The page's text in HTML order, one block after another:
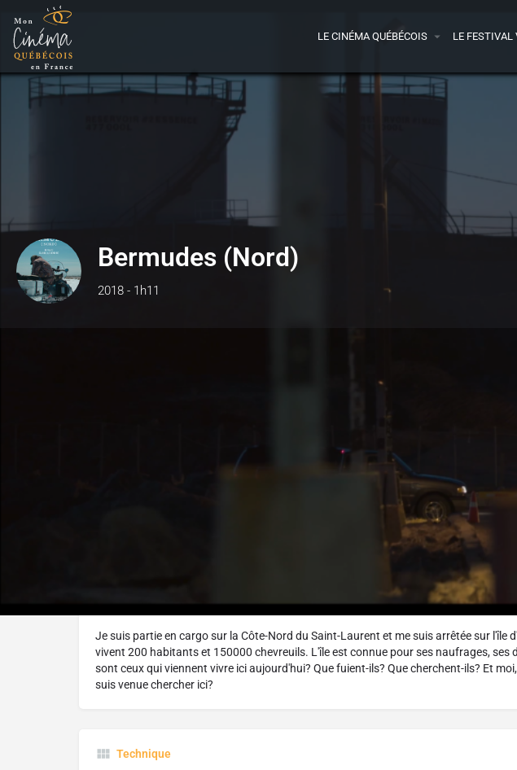
LE CINÉMA QUÉBÉCOIS LE FESTIVAL
Bermudes (Nord)
2018 - 1h11
L'histoire
Je suis partie en cargo sur la Côte-Nord du Saint-Laurent et me suis arrêtée sur l'île
vivent 200 habitants et 150000 chevreuils. L'île est connue pour ses naufrages, ses
sont ceux qui viennent vivre ici aujourd'hui? Que fuient-ils? Que cherchent-ils? Et
suis venue chercher ici?
Technique